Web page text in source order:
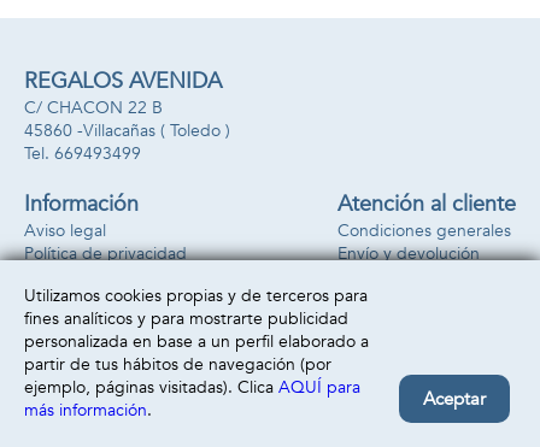
REGALOS AVENIDA
C/ CHACON 22 B
45860 -Villacañas ( Toledo )
669493499
Información
Aviso legal
Política de privacidad
Atención al cliente
Condiciones generales
Envío y devolución
Formas de pago
Utilizamos cookies propias y de terceros para
fines analíticos y para mostrarte publicidad
personalizada en base a un perfil elaborado a
partir de tus hábitos de navegación (por
ejemplo, páginas visitadas). Clica AQUÍ para
más información.
Aceptar